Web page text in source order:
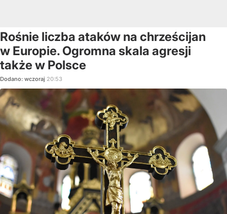
Rośnie liczba ataków na chrześcijan
w Europie. Ogromna skala agresji
także w Polsce
Dodano: wczoraj 20:53